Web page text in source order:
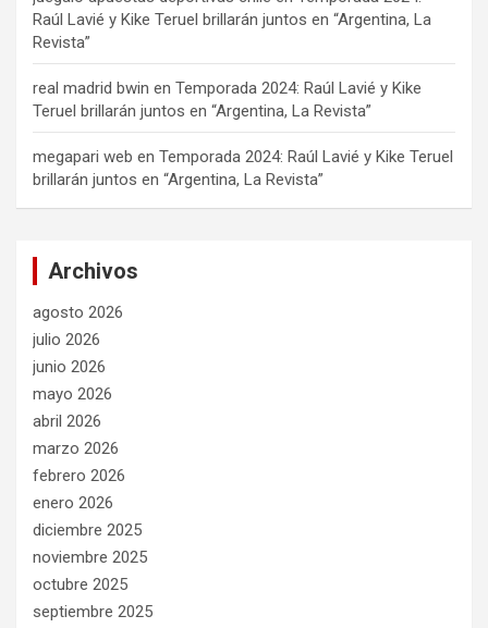
Raúl Lavié y Kike Teruel brillarán juntos en “Argentina, La
Revista”
real madrid bwin en Temporada 2024: Raúl Lavié y Kike
Teruel brillarán juntos en “Argentina, La Revista”
megapari web en Temporada 2024: Raúl Lavié y Kike Teruel
brillarán juntos en “Argentina, La Revista”
Archivos
agosto 2026
julio 2026
junio 2026
mayo 2026
abril 2026
marzo 2026
febrero 2026
enero 2026
diciembre 2025
noviembre 2025
octubre 2025
septiembre 2025